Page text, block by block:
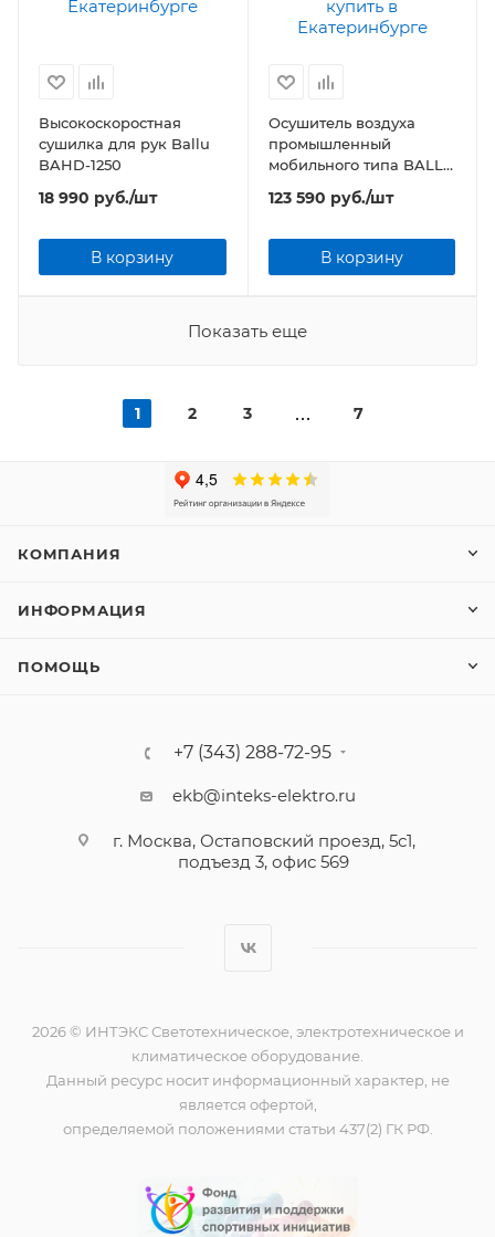
Высокоскоростная
сушилка для рук Ballu
BAHD-1250
18 990 руб./шт
В корзину
Осушитель воздуха
промышленный
мобильного типа BALLU
123 590 руб./шт
В корзину
Показать еще
1 2 3 7
КОМПАНИЯ
ИНФОРМАЦИЯ
ПОМОЩЬ
+7 (343) 288-72-95
ekb@inteks-elektro.ru
г. Москва, Остаповский проезд, 5с1,
подъезд 3, офис 569
2026 © ИНТЭКС Светотехническое, электротехническое и
климатическое оборудование.
Данный ресурс носит информационный характер, не
является офертой,
определяемой положениями статьи 437(2) ГК РФ.